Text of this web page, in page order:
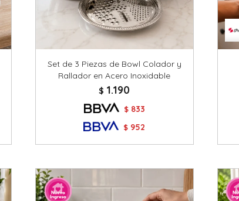
Set de 3 Piezas de Bowl Colador y
Rallador en Acero Inoxidable
$ 1.190
$ 833
$ 952